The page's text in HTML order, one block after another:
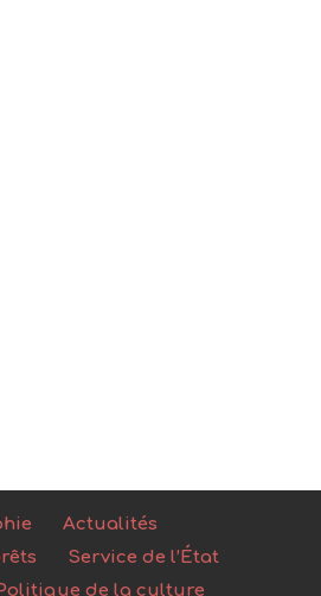
Actualités
Service de l’État
de la culture